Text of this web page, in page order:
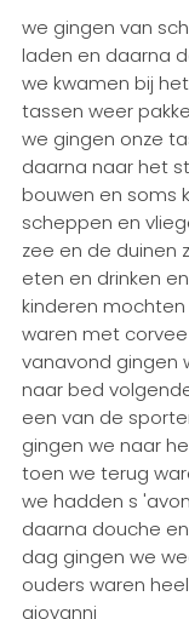
we gingen van
laden en daarna
we kwamen bij
tassen weer
we gingen onze
daarna naar het
bouwen en soms
scheppen en
zee en de duinen
eten en drinken
kinderen
waren met
vanavond gingen
naar bed
een van de
gingen we naar
toen we terug
we hadden s
daarna douche
dag gingen we
ouders waren
giovanni